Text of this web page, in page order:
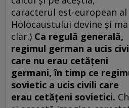
caracterul est-european al
Holocaustului devine şi
clar.) Ca regulă generală,
regimul german a ucis
care nu erau cetăţeni
germani, în timp ce
sovietic a ucis civili care
erau cetăţeni sovietici.